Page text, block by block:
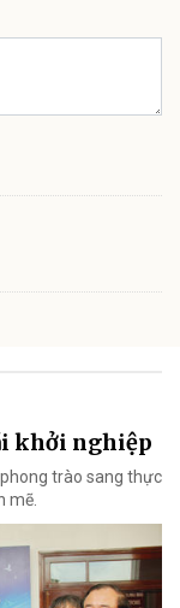
khởi nghiệp
trào sang thực
mẽ.